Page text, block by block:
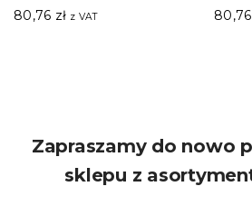
80,76 zł z VAT 80,76
Zapraszamy do nowo
sklepu z